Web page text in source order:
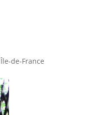
Île-de-France